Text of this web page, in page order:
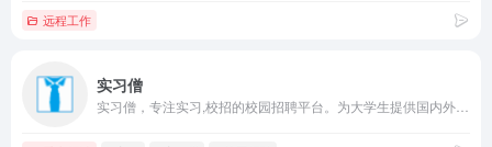
远程工作
实习僧